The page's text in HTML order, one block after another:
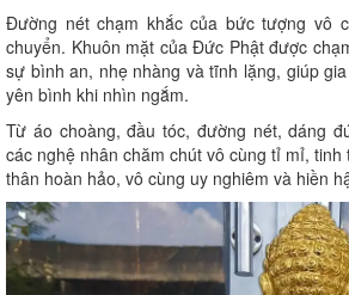
Đường nét chạm khắc của bức tượng vô
chuyển. Khuôn mặt của Đức Phật được
sự bình an, nhẹ nhàng và tĩnh lặng, giúp
yên bình khi nhìn ngắm.
Từ áo choàng, đầu tóc, đường nét, dáng
các nghệ nhân chăm chút vô cùng tỉ mỉ, tinh
thân hoàn hảo, vô cùng uy nghiêm và hiền